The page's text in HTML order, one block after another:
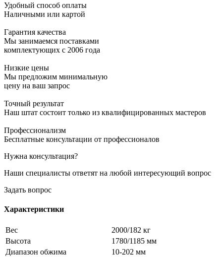
Удобный способ оплаты
Наличными или картой
Гарантия качества
Мы занимаемся поставками
комплектующих с 2006 года
Низкие цены
Мы предложим минимальную
цену на ваш запрос
Точный результат
Наш штат состоит только из квалифицированных мастеров
Профессионализм
Бесплатные консультации от профессионалов
Нужна консультация?
Наши специалисты ответят на любой интересующий вопрос
Задать вопрос
Характеристики
Вес
2000/182 кг
Высота
1780/1185 мм
Диапазон обжима
10-202 мм